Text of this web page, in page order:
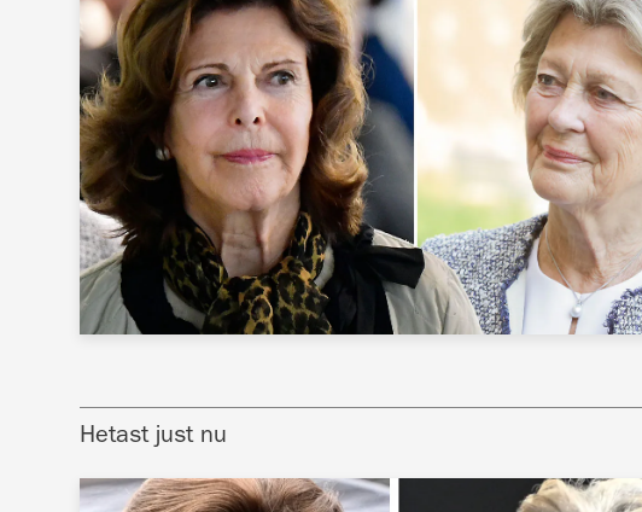
Hetast just nu